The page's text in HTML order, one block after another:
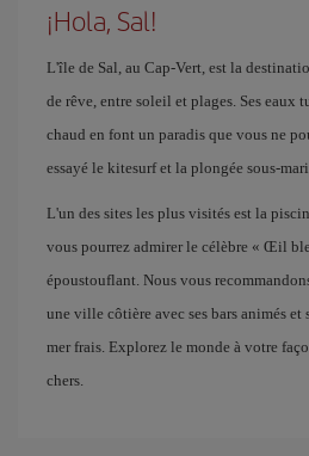
¡Hola, Sal!
L'île de Sal, au Cap-Vert, est la
de rêve, entre soleil et plages. Ses eaux
chaud en font un paradis que vous ne
essayé le kitesurf et la plongée sous-
L'un des sites les plus visités est la
vous pourrez admirer le célèbre « Œil
époustouflant. Nous vous
une ville côtière avec ses bars animés et
mer frais. Explorez le monde à votre
chers.